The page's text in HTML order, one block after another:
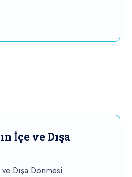
İçe ve Dışa
Dışa Dönmesi